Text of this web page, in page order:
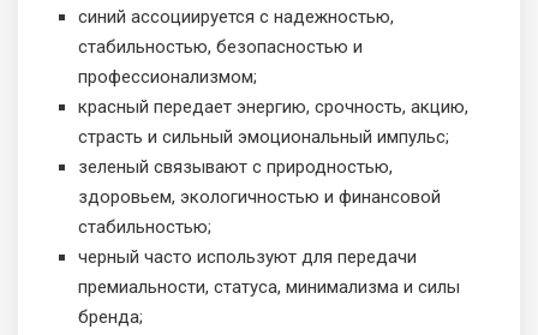
синий ассоциируется с надежностью,
стабильностью, безопасностью и
профессионализмом;
красный передает энергию, срочность, акцию,
страсть и сильный эмоциональный импульс;
зеленый связывают с природностью,
здоровьем, экологичностью и финансовой
стабильностью;
черный часто используют для передачи
премиальности, статуса, минимализма и силы
бренда;